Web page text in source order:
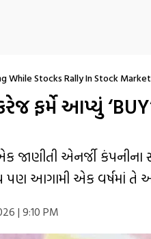
While Stocks Rally In Stock
ફર્મે આપ્યું
જાણીતી એનર્જી કંપનીના
પણ આગામી એક વર્ષમાં તે
| 9:10 PM